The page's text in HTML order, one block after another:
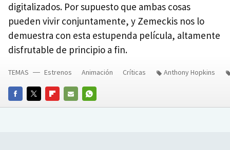
digitalizados. Por supuesto que ambas cosas
pueden vivir conjuntamente, y Zemeckis nos lo
demuestra con esta estupenda película, altamente
disfrutable de principio a fin.
FACEBOOKTWITTERFLIPBOARD
E-
WHATSAPP
TEMAS Estrenos Animación Críticas Anthony Hopkins